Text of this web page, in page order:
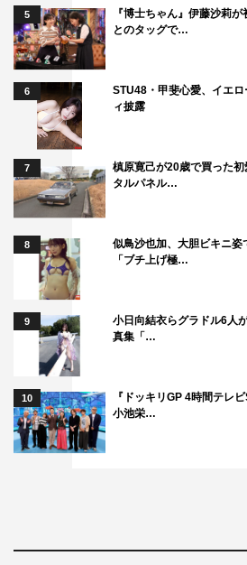
5
『博士ちゃん』伊藤沙莉
とのタッグで…
6
STU48・甲斐心愛、イエ
ィ披露
7
槙原寛己が20歳で買った
タルパネル…
8
似鳥沙也加、大胆ビキニ
「ブチ上げ極…
9
小日向結衣らグラドル6人
真集「…
10
『ドッキリGP 4時間テレ
小池栄…